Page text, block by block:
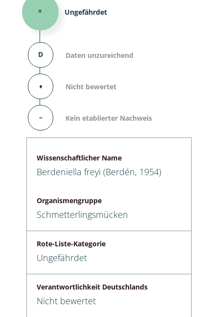
* Ungefährdet
D Daten unzureichend
⬧ Nicht bewertet
– Kein etablierter Nachweis
Wissenschaftlicher Name
Berdeniella freyi (Berdén, 1954)
Organismengruppe
Schmetterlingsmücken
Rote-Liste-Kategorie
Ungefährdet
Verantwortlichkeit Deutschlands
Nicht bewertet